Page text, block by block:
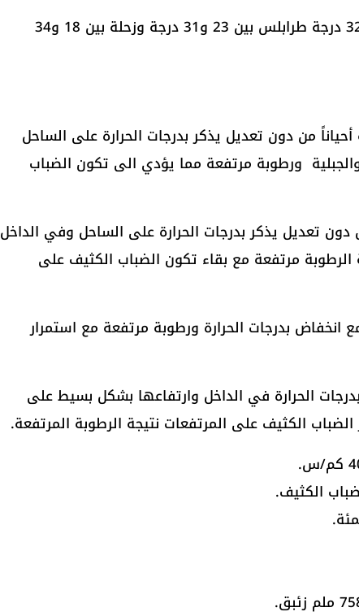
معدل درجات الحرارة لشهر تموز: بيروت بين 24 و32 درجة طرابلس بين 23 و31 درجة وزحلة بين 18 و34
من دون تعديل يذكر بدرجات الحرارة على الساحل
ورطوبة مرتفعة مما يؤدي الى تكون الضباب
تعديل يذكر بدرجات الحرارة على الساحل وفي الداخل
مرتفعة مع بقاء تكون الضباب الكثيف على
انخفاض بدرجات الحرارة ورطوبة مرتفعة مع استمرار
الحرارة في الداخل وارتفاعها بشكل بسيط على
الكثيف على المرتفعات نتيجة الرطوبة المرتفعة.
الكثيف.